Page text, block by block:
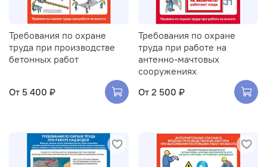
Требования по охране
труда при производстве
бетонных работ
От 5 400 ₽
Требования по охране
труда при работе на
антенно-мачтовых
сооружениях
От 2 500 ₽